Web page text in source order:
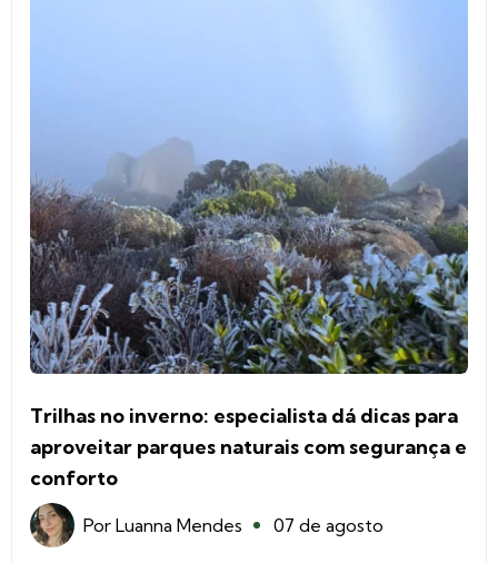
Trilhas no inverno: especialista dá dicas para
aproveitar parques naturais com segurança e
conforto
Por Luanna Mendes 07 de agosto